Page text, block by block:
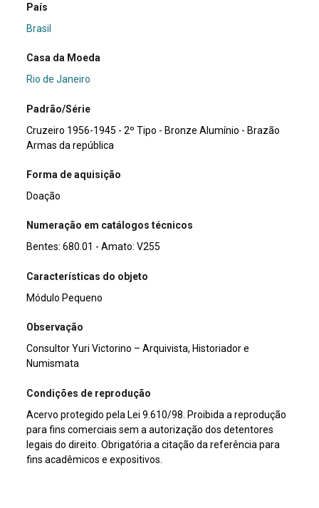
País
Brasil
Casa da Moeda
Rio de Janeiro
Padrão/Série
Cruzeiro 1956-1945 - 2º Tipo - Bronze Alumínio - Brazão
Armas da república
Forma de aquisição
Doação
Numeração em catálogos técnicos
Bentes: 680.01 - Amato: V255
Características do objeto
Módulo Pequeno
Observação
Consultor Yuri Victorino – Arquivista, Historiador e
Numismata
Condições de reprodução
Acervo protegido pela Lei 9.610/98. Proibida a reprodução
para fins comerciais sem a autorização dos detentores
legais do direito. Obrigatória a citação da referência para
fins acadêmicos e expositivos.